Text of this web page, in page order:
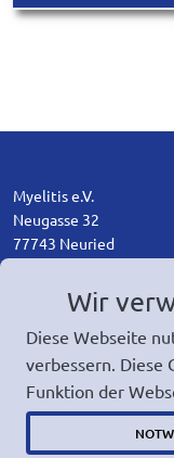
Myelitis e.V.
Neugasse 32
77743 Neuried
ed.sitileym@ofni
Wir
Diese Webseite
verbessern. Diese
Funktion der